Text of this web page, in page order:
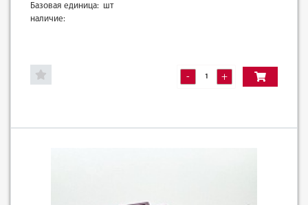
Базовая единица: шт
наличие:
- +